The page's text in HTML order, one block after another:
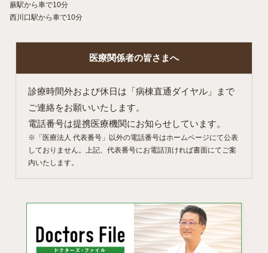
蕨駅から車で10分
西川口駅から車で10分
医療関係者の皆さまへ
診療時間外および休日は「病棟直通ダイヤル」まで
ご連絡をお願いいたします。
電話番号は提携医療機関にお知らせしています。
※「医療法人 代表番号」以外の電話番号はホームページにて公表
しておりません。上記、代表番号にお電話頂ければ書面にてご案
内いたします。